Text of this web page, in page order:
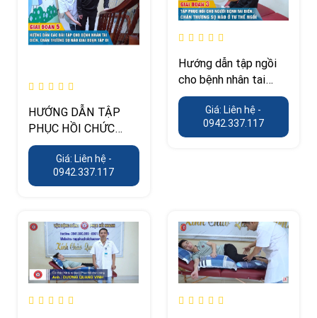
HƯỚNG DẪN TẬP
PHỤC HỒI CHỨC
NĂNG CHO NGƯỜI
TAI BIẾN, CHẤN
THƯƠNG SỌ NÃO Ở
Giá: Liên hệ -
0942.337.117
Hướng dẫn tập ngồi
cho bệnh nhân tai
biến giai đoạn 3
Giá: Liên hệ -
0942.337.117